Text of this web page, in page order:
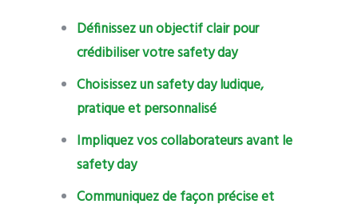
Définissez un objectif clair pour
crédibiliser votre safety day
Choisissez un safety day ludique,
pratique et personnalisé
Impliquez vos collaborateurs avant le
safety day
Communiquez de façon précise et